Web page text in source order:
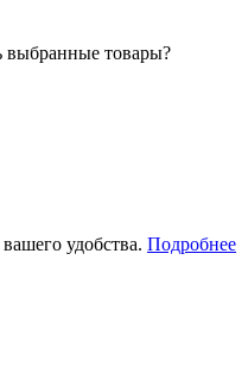
выбранные товары?
удобства. Подробнее